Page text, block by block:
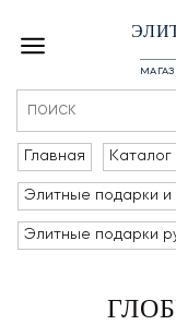
Главная
Элитные подарки и
Элитные подарки